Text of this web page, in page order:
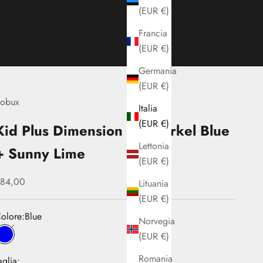
(EUR €)
Francia
(EUR €)
Germania
(EUR €)
Italia
(EUR €)
Lettonia
(EUR €)
Lituania
(EUR €)
Norvegia
(EUR €)
Romania
Plus Dimension III Snorkel Blue
Sunny Lime
scontato
Blue
Blue